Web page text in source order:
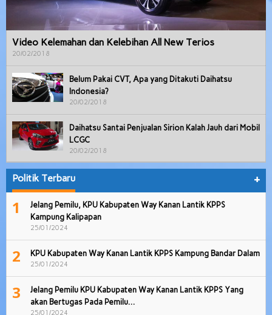
Video Kelemahan dan Kelebihan All New Terios
20/02/2018
Belum Pakai CVT, Apa yang Ditakuti Daihatsu
Indonesia?
20/02/2018
Daihatsu Santai Penjualan Sirion Kalah Jauh dari Mobil
LCGC
20/02/2018
Politik Terbaru +
1
Jelang Pemilu, KPU Kabupaten Way Kanan Lantik KPPS
Kampung Kalipapan
25/01/2024
2 KPU Kabupaten Way Kanan Lantik KPPS Kampung Bandar Dalam
25/01/2024
3
Jelang Pemilu KPU Kabupaten Way Kanan Lantik KPPS Yang
akan Bertugas Pada Pemilu…
25/01/2024